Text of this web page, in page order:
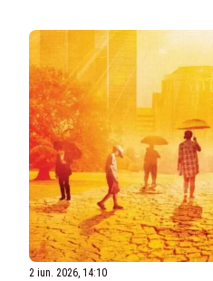
2 iun. 2026, 14:10